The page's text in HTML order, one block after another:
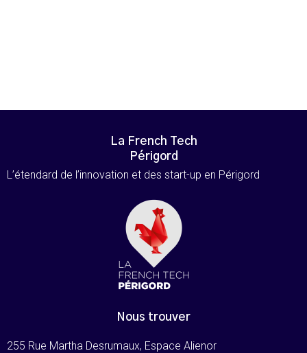
La French Tech
Périgord
L’étendard de l’innovation et des start-up en Périgord
Nous trouver
255 Rue Martha Desrumaux, Espace Alienor